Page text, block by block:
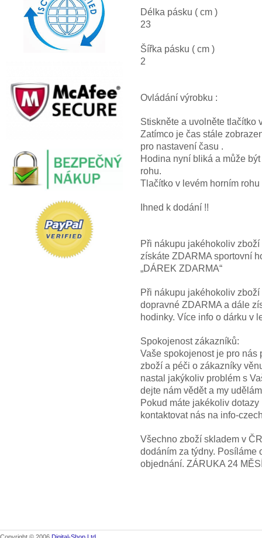
Délka pásku ( cm )
23
Šířka pásku ( cm )
2
Ovládání výrobku :
Stiskněte a uvolněte tlačítko
Zatímco je čas stále
pro nastavení času .
Hodina nyní bliká a může
rohu.
Tlačítko v levém horním
Ihned k dodání !!
Při nákupu jakéhokoliv
získáte ZDARMA sportovní
„DÁREK ZDARMA“
Při nákupu jakéhokoliv
dopravné ZDARMA a dále
hodinky. Více info o dárku v
Spokojenost zákazníků:
Vaše spokojenost je pro nás
zboží a péči o zákazníky
nastal jakýkoliv problém s
dejte nám vědět a my
Pokud máte jakékoliv
kontaktovat nás na info-
Všechno zboží skladem v
dodáním za týdny. Posíláme
objednání. ZÁRUKA 24